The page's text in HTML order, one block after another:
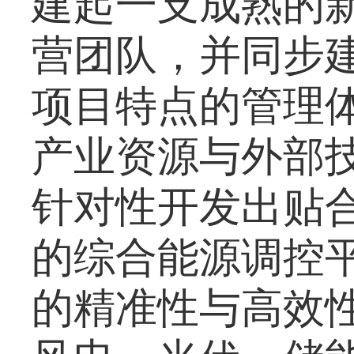
营团队，并同步
项目特点的管理
产业资源与外部
针对性开发出贴
的综合能源调控
的精准性与高效